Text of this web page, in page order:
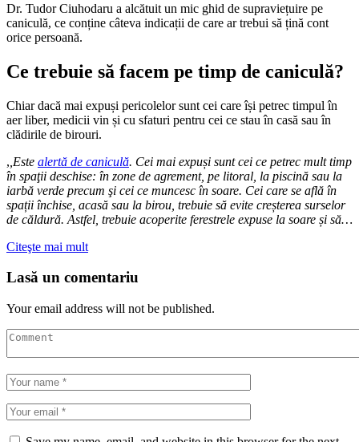
Dr. Tudor Ciuhodaru a alcătuit un mic ghid de supraviețuire pe
caniculă, ce conține câteva indicații de care ar trebui să țină cont
orice persoană.
Ce trebuie să facem pe timp de caniculă?
Chiar dacă mai expuși pericolelor sunt cei care își petrec timpul în
aer liber, medicii vin și cu sfaturi pentru cei ce stau în casă sau în
clădirile de birouri.
, ,Este alertă de caniculă. Cei mai expuși sunt cei ce petrec mult timp
în spaţii deschise: în zone de agrement, pe litoral, la piscină sau la
iarbă verde precum şi cei ce muncesc în soare. Cei care se află în
spații închise, acasă sau la birou, trebuie să evite creșterea surselor
de căldură. Astfel, trebuie acoperite ferestrele expuse la soare și să…
Citeşte mai mult
Lasă un comentariu
Your email address will not be published.